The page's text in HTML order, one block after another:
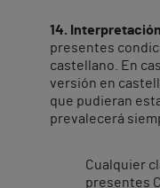
14.
presentes
castellano. En
versión en
que pudieran
prevalecerá
Cualquier
presentes